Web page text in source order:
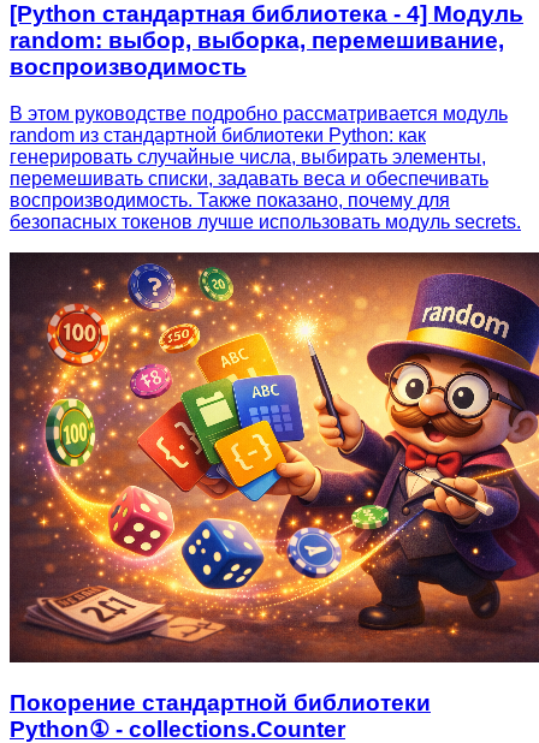
[Python стандартная библиотека - 4] Модуль
random: выбор, выборка, перемешивание,
воспроизводимость
В этом руководстве подробно рассматривается модуль
random из стандартной библиотеки Python: как
генерировать случайные числа, выбирать элементы,
перемешивать списки, задавать веса и обеспечивать
воспроизводимость. Также показано, почему для
безопасных токенов лучше использовать модуль secrets.
Покорение стандартной библиотеки
Python① - collections.Counter